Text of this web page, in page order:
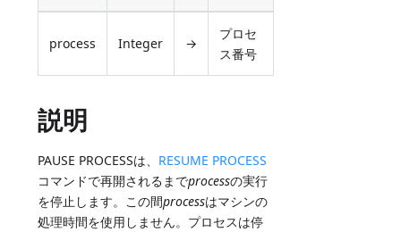
process Integer →
プロセ
ス番号
説明
PAUSE PROCESSは、 RESUME PROCESS
コマンドで再開されるまでprocessの実行
を停止します。この間processはマシンの
処理時間を使用しません。プロセスは停